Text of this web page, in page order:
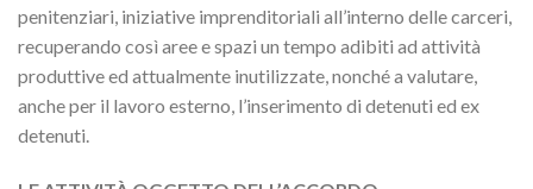
penitenziari, iniziative imprenditoriali all’interno delle carceri,
recuperando così aree e spazi un tempo adibiti ad attività
produttive ed attualmente inutilizzate, nonché a valutare,
anche per il lavoro esterno, l’inserimento di detenuti ed ex
detenuti.